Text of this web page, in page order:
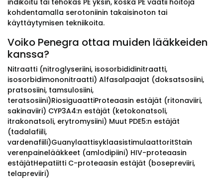
indikoitu tai tehokas PE yksin, koska PE vaatii hoitoja
kohdentamalla serotoniinin takaisinoton tai
käyttäytymisen tekniikoita.
Voiko Penegra ottaa muiden lääkkeiden
kanssa?
Nitraatti (nitroglyseriini, isosorbididinitraatti,
isosorbidimononitraatti) Alfasalpaajat (doksatsosiini,
pratsosiini, tamsulosiini,
teratsosiini)RiosiguaattiProteaasin estäjät (ritonaviiri,
sakinaviiri) CYP3A4:n estäjät (ketokonatsoli,
itrakonatsoli, erytromysiini) Muut PDE5:n estäjät
(tadalafiili,
vardenafiili)GuanylaattisyklaasistimulaattoritStain
verenpainelääkkeet (amlodipiini) HIV-proteaasin
estäjätHepatiitti C-proteaasin estäjät (bosepreviiri,
telapreviiri)